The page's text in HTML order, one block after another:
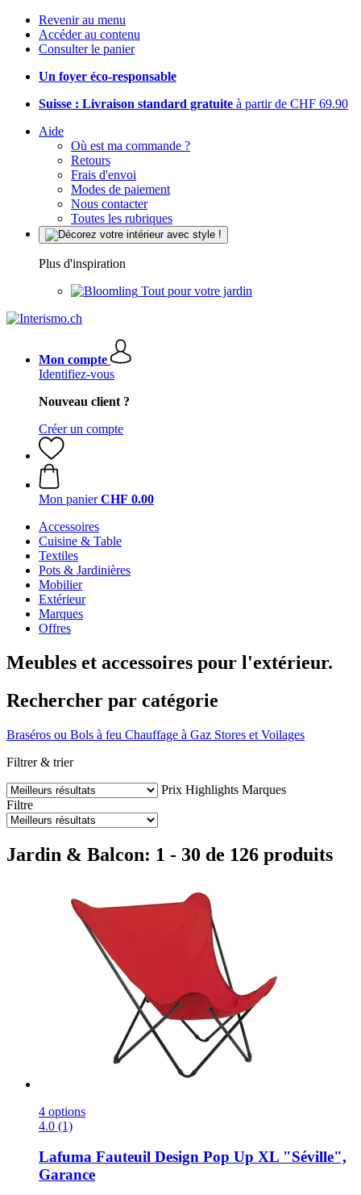
Revenir au menu
Accéder au contenu
Consulter le panier
Un foyer éco-responsable
Suisse : Livraison standard gratuite à partir de CHF 69.90
Aide
Où est ma commande ?
Retours
Frais d'envoi
Modes de paiement
Nous contacter
Toutes les rubriques
Plus d'inspiration
Tout pour votre jardin
Mon compte
Identifiez-vous
Nouveau client ?
Créer un compte
Mon panier CHF 0.00
Accessoires
Cuisine & Table
Textiles
Pots & Jardinières
Mobilier
Extérieur
Marques
Offres
Meubles et accessoires pour l'extérieur.
Rechercher par catégorie
Braséros ou Bols à feu Chauffage à Gaz Stores et Voilages
Filtrer & trier
Prix Highlights Marques
Filtre
Jardin & Balcon: 1 - 30 de 126 produits
4 options
4.0 (1)
Lafuma Fauteuil Design Pop Up XL "Séville",
Garance